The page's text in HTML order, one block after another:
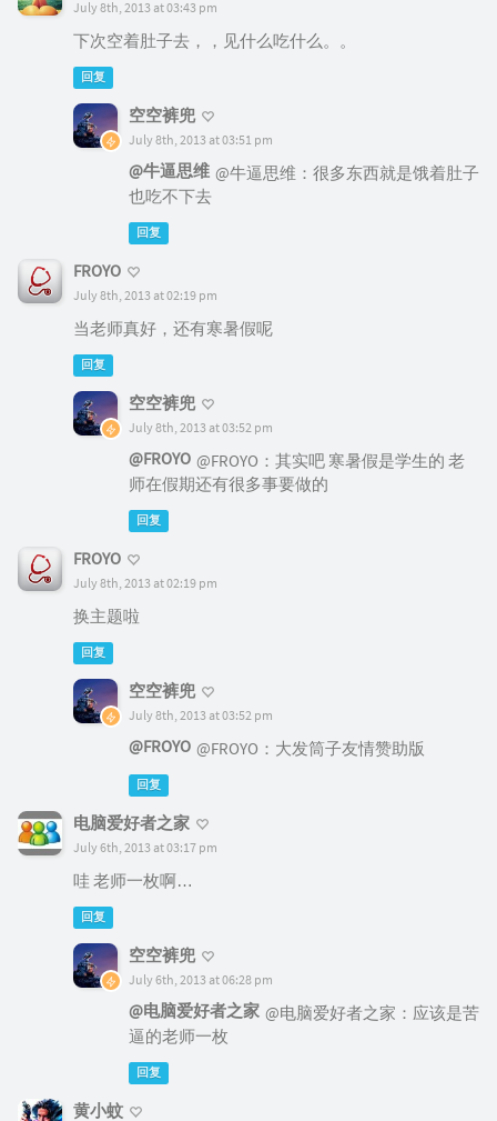
July 8th, 2013 at 03:43 pm
下次空着肚子去，，见什么吃什么。。
回复
空空裤兜
July 8th, 2013 at 03:51 pm
@牛逼思维 @牛逼思维：很多东西就是饿着肚子
也吃不下去
回复
FROYO
July 8th, 2013 at 02:19 pm
当老师真好，还有寒暑假呢
回复
空空裤兜
July 8th, 2013 at 03:52 pm
@FROYO @FROYO：其实吧 寒暑假是学生的 老
师在假期还有很多事要做的
回复
FROYO
July 8th, 2013 at 02:19 pm
换主题啦
回复
空空裤兜
July 8th, 2013 at 03:52 pm
@FROYO @FROYO：大发筒子友情赞助版
回复
电脑爱好者之家
July 6th, 2013 at 03:17 pm
哇 老师一枚啊…
回复
空空裤兜
July 6th, 2013 at 06:28 pm
@电脑爱好者之家 @电脑爱好者之家：应该是苦
逼的老师一枚
回复
黄小蚊